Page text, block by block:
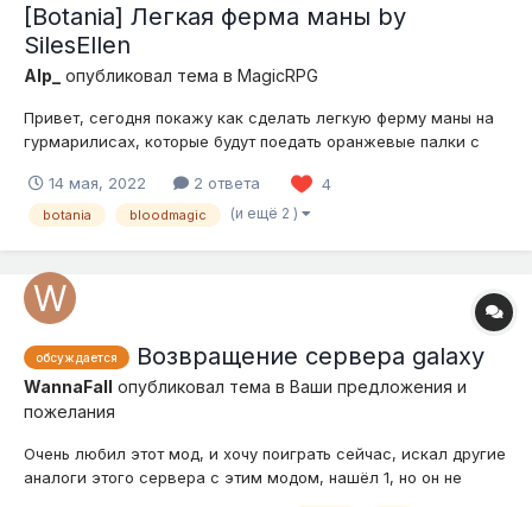
[Botania] Легкая ферма маны by
SilesEllen
Alp_ опубликовал тема в MagicRPG
Привет, сегодня покажу как сделать легкую ферму маны на
гурмарилисах, которые будут поедать оранжевые палки с
будет первая секция, если хотите можете впихнуть таких
секций сколько угодно. Используем землю из Biomes
14 мая, 2022 2 ответа 4
botania bloodmagic (и ещё 2 )
обсуждается Возвращение сервера galaxy
WannaFall опубликовал тема в Ваши предложения и
пожелания
Очень любил этот мод, и хочу поиграть сейчас, искал другие
аналоги этого сервера с этим модом, нашёл 1, но он не